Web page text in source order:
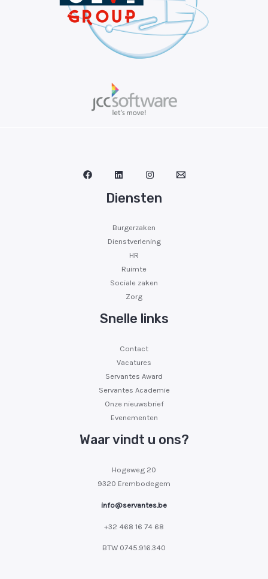
Diensten
Burgerzaken
Dienstverlening
HR
Ruimte
Sociale zaken
Zorg
Snelle links
Contact
Vacatures
Servantes Award
Servantes Academie
Onze nieuwsbrief
Evenementen
Waar vindt u ons?
Hogeweg 20
9320 Erembodegem
info@servantes.be
+32 468 16 74 68
BTW 0745.916.340